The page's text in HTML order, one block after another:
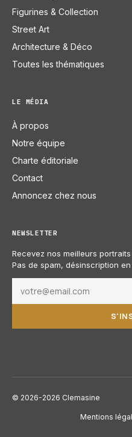
Figurines & Collection
Street Art
Architecture & Déco
Toutes les thématiques
LE MÉDIA
À propos
Notre équipe
Charte éditoriale
Contact
Annoncez chez nous
NEWSLETTER
Recevez nos meilleurs
Pas de spam, désinscription
© 2026-2026 Clemasine
Mentions